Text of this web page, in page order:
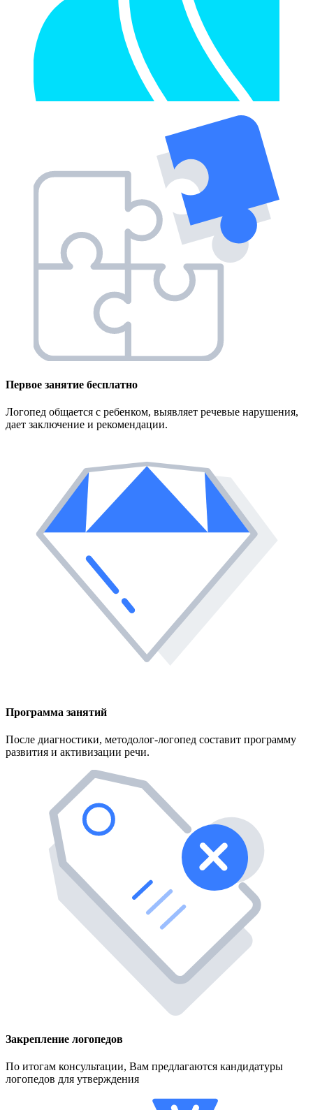
Первое занятие бесплатно
Логопед общается с ребенком, выявляет речевые нарушения,
дает заключение и рекомендации.
Программа занятий
После диагностики, методолог-логопед составит программу
развития и активизации речи.
Закрепление логопедов
По итогам консультации, Вам предлагаются кандидатуры
логопедов для утверждения